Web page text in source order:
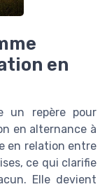
en
un repère pour
en alternance à
en relation entre
ce qui clarifie
Elle devient